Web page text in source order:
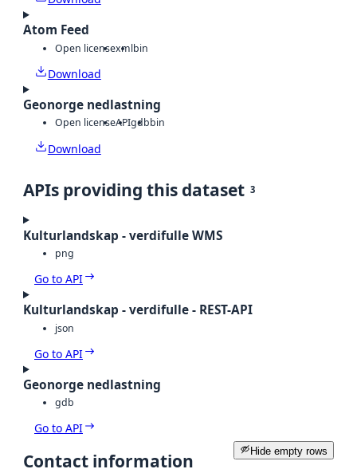
Atom Feed
Open licensexmlbin
Download
Geonorge nedlastning
Open licenseAPIgdbbin
Download
APIs providing this dataset 3
Kulturlandskap - verdifulle WMS
png
Go to API
Kulturlandskap - verdifulle - REST-API
json
Go to API
Geonorge nedlastning
gdb
Go to API
Hide empty rows
Contact information